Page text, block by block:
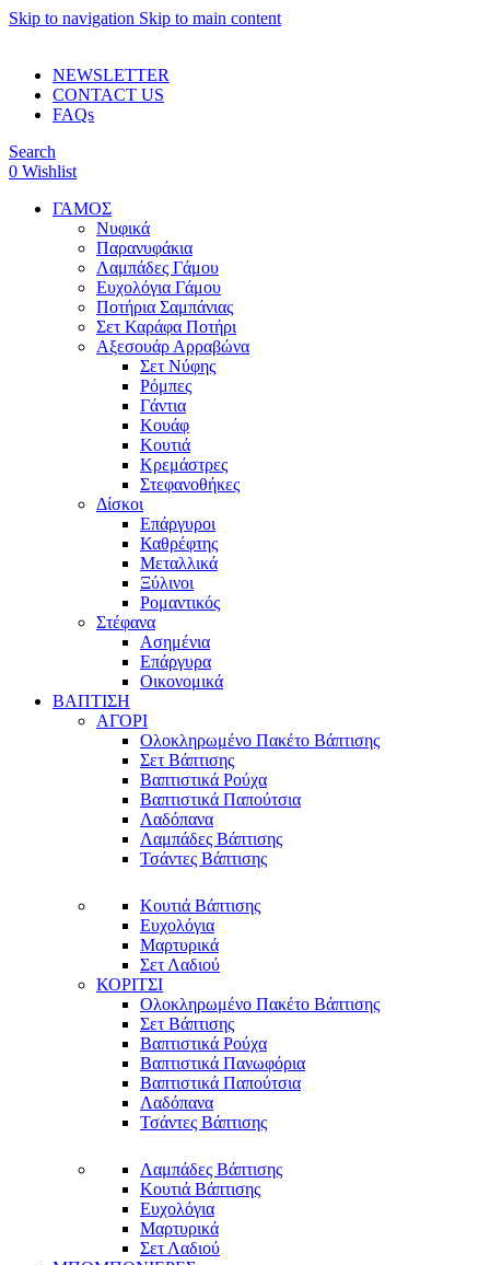
Skip to navigation Skip to main content
NEWSLETTER
CONTACT US
FAQs
Search
0 Wishlist
ΓΑΜΟΣ
Νυφικά
Παρανυφάκια
Λαμπάδες Γάμου
Ευχολόγια Γάμου
Ποτήρια Σαμπάνιας
Σετ Καράφα Ποτήρι
Αξεσουάρ Αρραβώνα
Σετ Νύφης
Ρόμπες
Γάντια
Κουάφ
Κουτιά
Κρεμάστρες
Στεφανοθήκες
Δίσκοι
Επάργυροι
Καθρέφτης
Μεταλλικά
Ξύλινοι
Ρομαντικός
Στέφανα
Ασημένια
Επάργυρα
Οικονομικά
ΒΑΠΤΙΣΗ
ΑΓΟΡΙ
Ολοκληρωμένο Πακέτο Βάπτισης
Σετ Βάπτισης
Βαπτιστικά Ρούχα
Βαπτιστικά Παπούτσια
Λαδόπανα
Λαμπάδες Βάπτισης
Τσάντες Βάπτισης
Κουτιά Βάπτισης
Ευχολόγια
Μαρτυρικά
Σετ Λαδιού
ΚΟΡΙΤΣΙ
Ολοκληρωμένο Πακέτο Βάπτισης
Σετ Βάπτισης
Βαπτιστικά Ρούχα
Βαπτιστικά Πανωφόρια
Βαπτιστικά Παπούτσια
Λαδόπανα
Τσάντες Βάπτισης
Λαμπάδες Βάπτισης
Κουτιά Βάπτισης
Ευχολόγια
Μαρτυρικά
Σετ Λαδιού